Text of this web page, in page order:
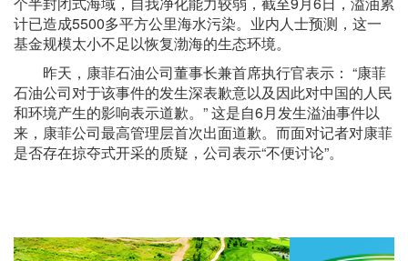
计已造成5500多平方公里海水污染。业内人士预测，这一
基金规模太小不足以恢复渤海的生态环境。
昨天，康菲石油公司董事长兼首席执行官表示： “康菲
石油公司对于该事件的发生深表歉意以及因此对中国的人民
和环境产生的影响表示道歉。” 这是自6月发生溢油事件以
来，康菲公司最高管理层首次出面道歉。而面对记者对康菲
是否存在掠夺式开采的质疑，公司表示“不便讨论”。